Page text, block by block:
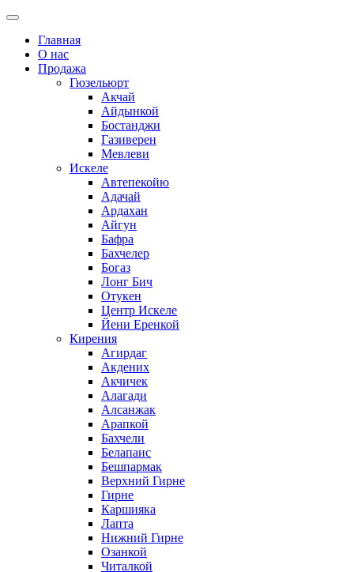
Главная
О нас
Продажа
Гюзельюрт
Акчай
Айдынкой
Бостанджи
Газиверен
Мевлеви
Искеле
Автепекойю
Адачай
Ардахан
Айгун
Бафра
Бахчелер
Богаз
Лонг Бич
Отукен
Центр Искеле
Йени Еренкой
Кирения
Агирдаг
Акдених
Акчичек
Алагади
Алсанжак
Арапкой
Бахчели
Белапаис
Бешпармак
Верхний Гирне
Гирне
Каршияка
Лапта
Нижний Гирне
Озанкой
Читалкой